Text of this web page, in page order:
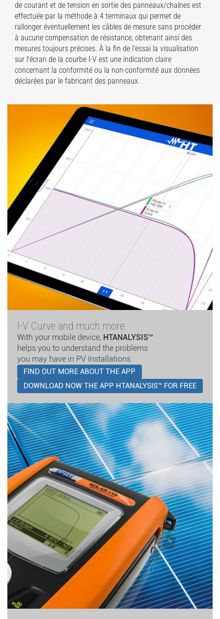
de courant et de tension en sortie des panneaux/chaînes est
effectuée par la méthode à 4 terminaux qui permet de
rallonger éventuellement les câbles de mesure sans procéder
à aucune compensation de résistance, obtenant ainsi des
mesures toujours précises. À la fin de l'essai la visualisation
sur l'écran de la courbe I-V est une indication claire
concernant la conformité ou la non-conformité aux données
déclarées par le fabricant des panneaux.
I-V Curve and much more
With your mobile device, HTANALYSIS™
helps you to understand the problems
you may have in PV Installations
FIND OUT MORE ABOUT THE APP
DOWNLOAD NOW THE APP HTANALYSIS™ FOR FREE